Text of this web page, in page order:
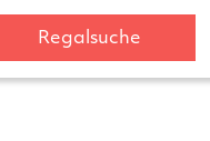
Regalsuche